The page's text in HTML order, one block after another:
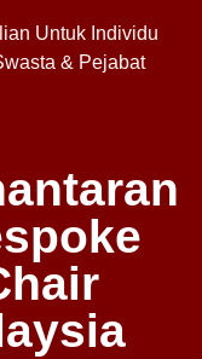
Untuk Individu
& Pejabat